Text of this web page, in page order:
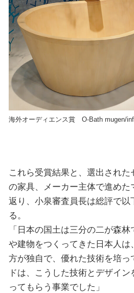
海外オーディエンス賞 O-Bath mugen/
これら受賞結果と、選出された
の家具、メーカー主体で進めた
返り、小泉審査員長は総評で以
る。
「日本の国土は三分の二が森
や建物をつくってきた日本人は
方が独自で、優れた技術を培っ
ドは、こうした技術とデザイ
ってもらう事業でした」